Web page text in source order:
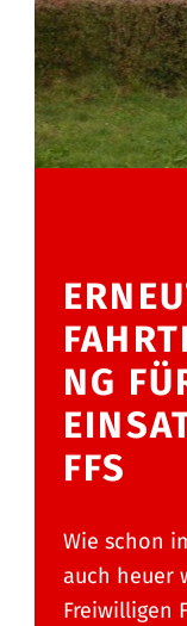
NG
FFS
Wie schon
auch heuer
Freiwilligen